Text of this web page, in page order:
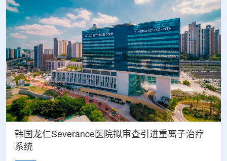
韩国龙仁Severance医院拟审查引进重离子治疗
系统